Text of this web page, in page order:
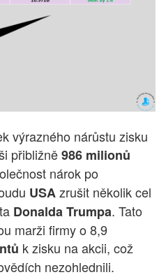
výrazného nárůstu zisku
přibližně986 milionů
nárok po
USAzrušit několik cel
Donalda Trumpa. Tato
marži firmy o 8,9
k zisku na akcii, což
nezohlednili.